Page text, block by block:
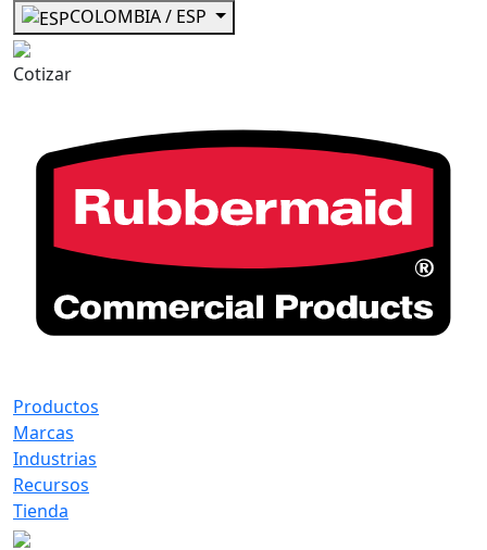
COLOMBIA / ESP
Cotizar
Productos
Marcas
Industrias
Recursos
Tienda